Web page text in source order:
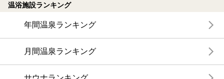
温浴施設ランキング
年間温泉ランキング
月間温泉ランキング